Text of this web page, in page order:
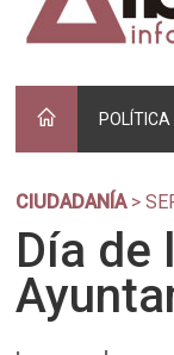
POLÍTICA
CIUDADANÍA>
Día de